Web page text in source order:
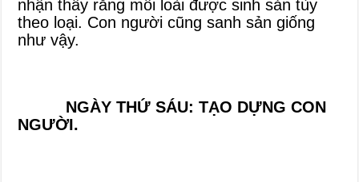
nhận thấy rằng mỗi loài được sinh sản tùy
theo loại. Con người cũng sanh sản giống
như vậy.
NGÀY THỨ SÁU: TẠO DỰNG CON
NGƯỜI.